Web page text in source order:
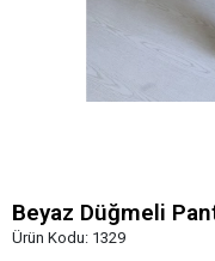
Beyaz Düğmeli
Ürün Kodu: 1329